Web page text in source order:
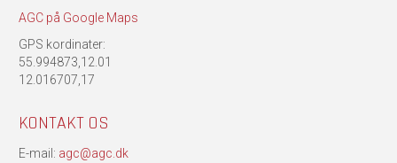
AGC på Google Maps
GPS kordinater:
55.994873,12.01
12.016707,17
KONTAKT OS
E-mail: agc@agc.dk